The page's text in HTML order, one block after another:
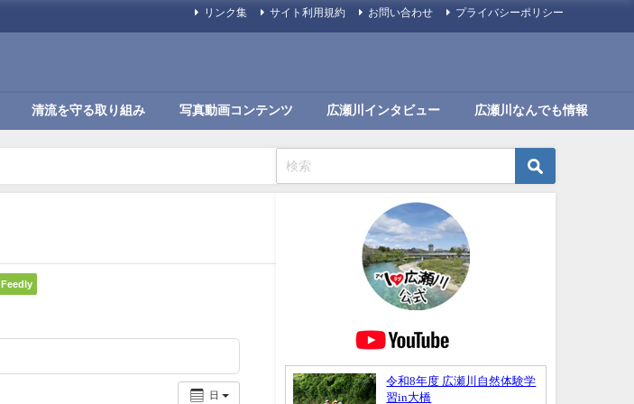
リンク集 サイト利用規約 お問い合わせ プライバシーポリシー
清流を守る取り組み 写真動画コンテンツ 広瀬川インタビュー 広瀬川なんでも情報
Feedly
日